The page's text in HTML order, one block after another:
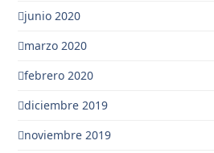
junio 2020
marzo 2020
febrero 2020
diciembre 2019
noviembre 2019